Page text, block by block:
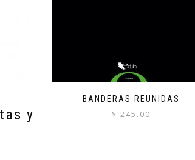
y
BANDERAS REUNIDAS
$ 245.00